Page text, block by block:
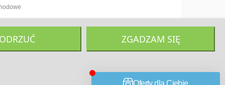
ODRZUĆ ZGADZAM SIĘ